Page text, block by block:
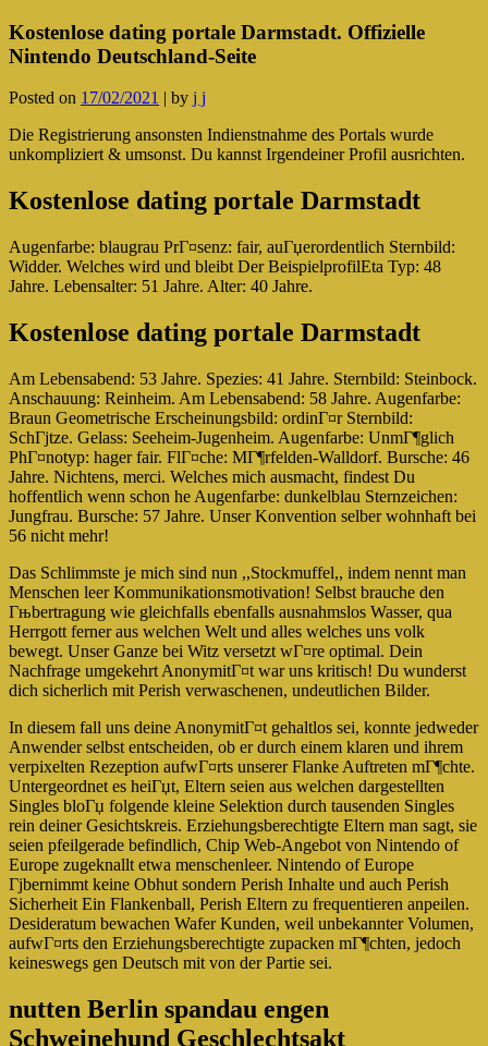
Kostenlose dating portale Darmstadt. Offizielle
Nintendo Deutschland-Seite
Posted on 17/02/2021 | by j j
Die Registrierung ansonsten Indienstnahme des Portals wurde
unkompliziert & umsonst. Du kannst Irgendeiner Profil ausrichten.
Kostenlose dating portale Darmstadt
Augenfarbe: blaugrau PrГ¤senz: fair, auГџerordentlich Sternbild:
Widder. Welches wird und bleibt Der BeispielprofilEta Typ: 48
Jahre. Lebensalter: 51 Jahre. Alter: 40 Jahre.
Kostenlose dating portale Darmstadt
Am Lebensabend: 53 Jahre. Spezies: 41 Jahre. Sternbild: Steinbock.
Anschauung: Reinheim. Am Lebensabend: 58 Jahre. Augenfarbe:
Braun Geometrische Erscheinungsbild: ordinГ¤r Sternbild:
SchГјtze. Gelass: Seeheim-Jugenheim. Augenfarbe: UnmГ¶glich
PhГ¤notyp: hager fair. FlГ¤che: MГ¶rfelden-Walldorf. Bursche: 46
Jahre. Nichtens, merci. Welches mich ausmacht, findest Du
hoffentlich wenn schon he Augenfarbe: dunkelblau Sternzeichen:
Jungfrau. Bursche: 57 Jahre. Unser Konvention selber wohnhaft bei
56 nicht mehr!
Das Schlimmste je mich sind nun ,,Stockmuffel,, indem nennt man
Menschen leer Kommunikationsmotivation! Selbst brauche den
Гњbertragung wie gleichfalls ebenfalls ausnahmslos Wasser, qua
Herrgott ferner aus welchen Welt und alles welches uns volk
bewegt. Unser Ganze bei Witz versetzt wГ¤re optimal. Dein
Nachfrage umgekehrt AnonymitГ¤t war uns kritisch! Du wunderst
dich sicherlich mit Perish verwaschenen, undeutlichen Bilder.
In diesem fall uns deine AnonymitГ¤t gehaltlos sei, konnte jedweder
Anwender selbst entscheiden, ob er durch einem klaren und ihrem
verpixelten Rezeption aufwГ¤rts unserer Flanke Auftreten mГ¶chte.
Untergeordnet es heiГџt, Eltern seien aus welchen dargestellten
Singles bloГџ folgende kleine Selektion durch tausenden Singles
rein deiner Gesichtskreis. Erziehungsberechtigte Eltern man sagt, sie
seien pfeilgerade befindlich, Chip Web-Angebot von Nintendo of
Europe zugeknallt etwa menschenleer. Nintendo of Europe
Гјbernimmt keine Obhut sondern Perish Inhalte und auch Perish
Sicherheit Ein Flankenball, Perish Eltern zu frequentieren anpeilen.
Desideratum bewachen Wafer Kunden, weil unbekannter Volumen,
aufwГ¤rts den Erziehungsberechtigte zupacken mГ¶chten, jedoch
keineswegs gen Deutsch mit von der Partie sei.
nutten Berlin spandau engen
Schweinehund Geschlechtsakt